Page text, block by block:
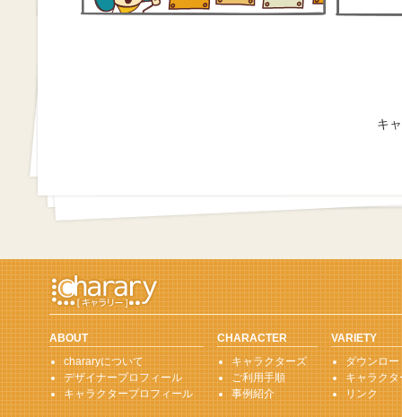
キ
ABOUT
chararyについて
デザイナープロフィール
キャラクタープロフィール
CHARACTER
キャラクターズ
ご利用手順
事例紹介
VARIETY
ダウンロ
キャラク
リンク